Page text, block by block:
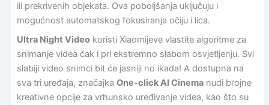
ili prekrivenih objekata. Ova poboljšanja uključuju i
mogućnost automatskog fokusiranja očiju i lica.
Ultra Night Videokoristi Xiaomijeve vlastite algoritme za
snimanje videa čak i pri ekstremno slabom osvjetljenju. Svi
slabiji video snimci bit će jasniji no ikada! A dostupna na
sva tri uređaja, značajka One-click AI Cinemanudi brojne
kreativne opcije za vrhunsko uređivanje videa, kao što su